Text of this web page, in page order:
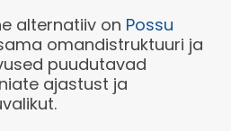
alternatiiv on Possu
omandistruktuuri ja
puudutavad
ajastust ja